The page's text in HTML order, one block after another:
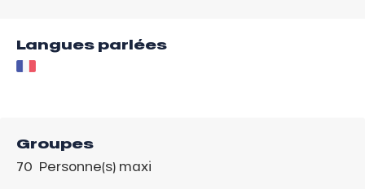
Langues parlées
Groupes
70 Personne(s) maxi